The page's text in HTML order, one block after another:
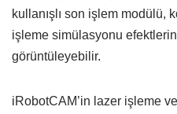
kullanışlı son işlem modülü,
işleme simülasyonu
görüntüleyebilir.
iRobotCAM’in lazer işleme